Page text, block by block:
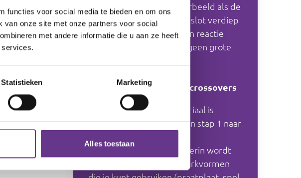
functies voor social media te bieden en om ons
van onze site met onze partners voor social
met andere informatie die u aan ze heeft
Statistieken Marketing
Alles toestaan
klein
komen terug: bijvoorbeeld als de
ander de baas speelt. Tot slot verdiep
je het begrip van actie – en reactie
zodat kleine ergernissen geen grote
Hoe bouw je het op? en crossovers
De opbouw van het materiaal is
chronologisch: je werkt van stap 1 naar
Begin bij het werkblad. Hierin wordt
verwezen naar andere werkvormen